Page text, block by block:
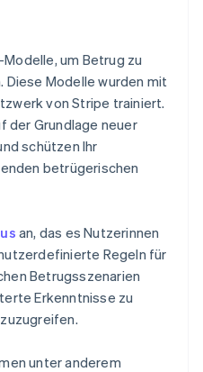
um Betrug zu
Diese Modelle wurden mit
von Stripe trainiert.
der Grundlage neuer
schützen Ihr
betrügerischen
an, das es Nutzerinnen
Regeln für
Betrugsszenarien
Erkenntnisse zu
unter anderem